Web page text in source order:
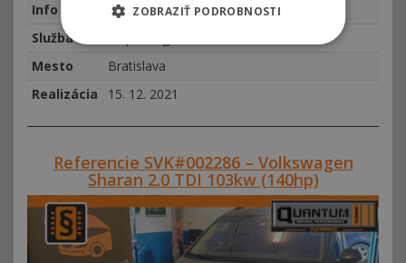
Info
najeto 226759 km, rok výroby 2005
Služba
Mesto
Bratislava
Realizácia
15. 12. 2021
Referencie SVK#002286 – Volkswagen
Sharan 2.0 TDI 103kw (140hp)
ZOBRAZIŤ PODROBNOSTI